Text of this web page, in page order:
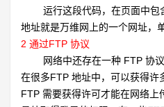
运行这段代码，在页面中包
地址就是万维网上的一个网址，
2 通过FTP 协议
网络中还存在一种 FTP 协议
在很多FTP 地址中，可以获得许
FTP 需要获得许可才能在网络上